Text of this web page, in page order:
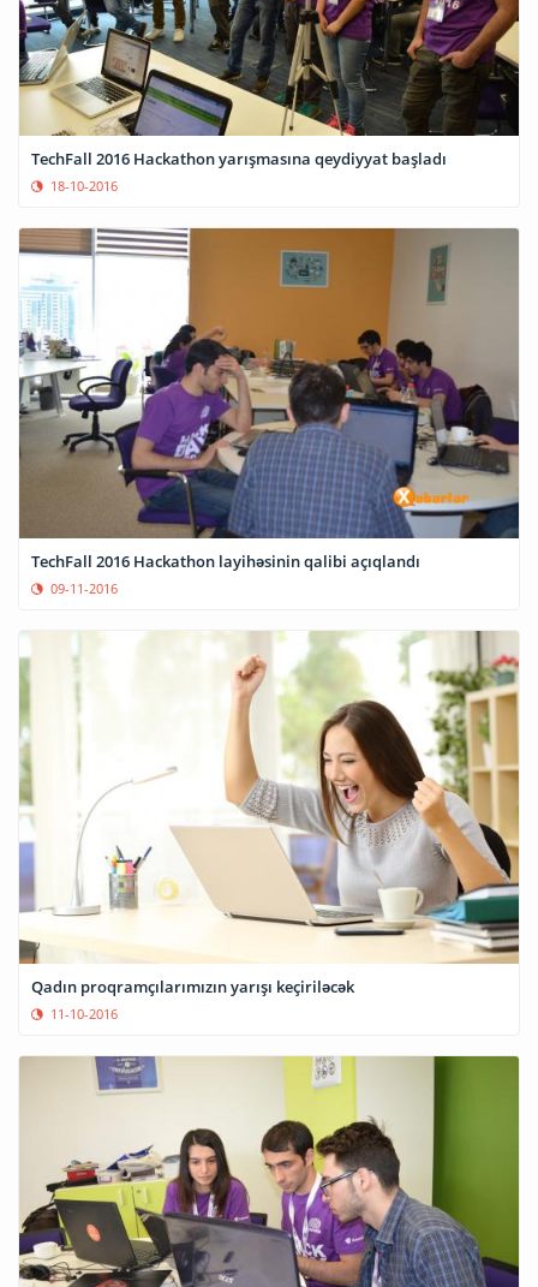
TechFall 2016 Hackathon yarışmasına qeydiyyat başladı
18-10-2016
TechFall 2016 Hackathon layihəsinin qalibi açıqlandı
09-11-2016
Qadın proqramçılarımızın yarışı keçiriləcək
11-10-2016